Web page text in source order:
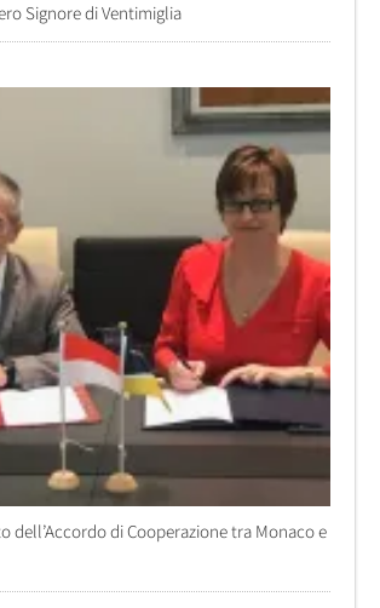
Signore di Ventimiglia
dell’Accordo di Cooperazione tra Monaco e